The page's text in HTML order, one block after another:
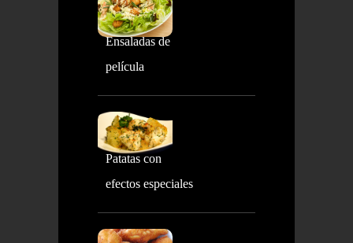
Ensaladas de
película
Patatas con
efectos especiales